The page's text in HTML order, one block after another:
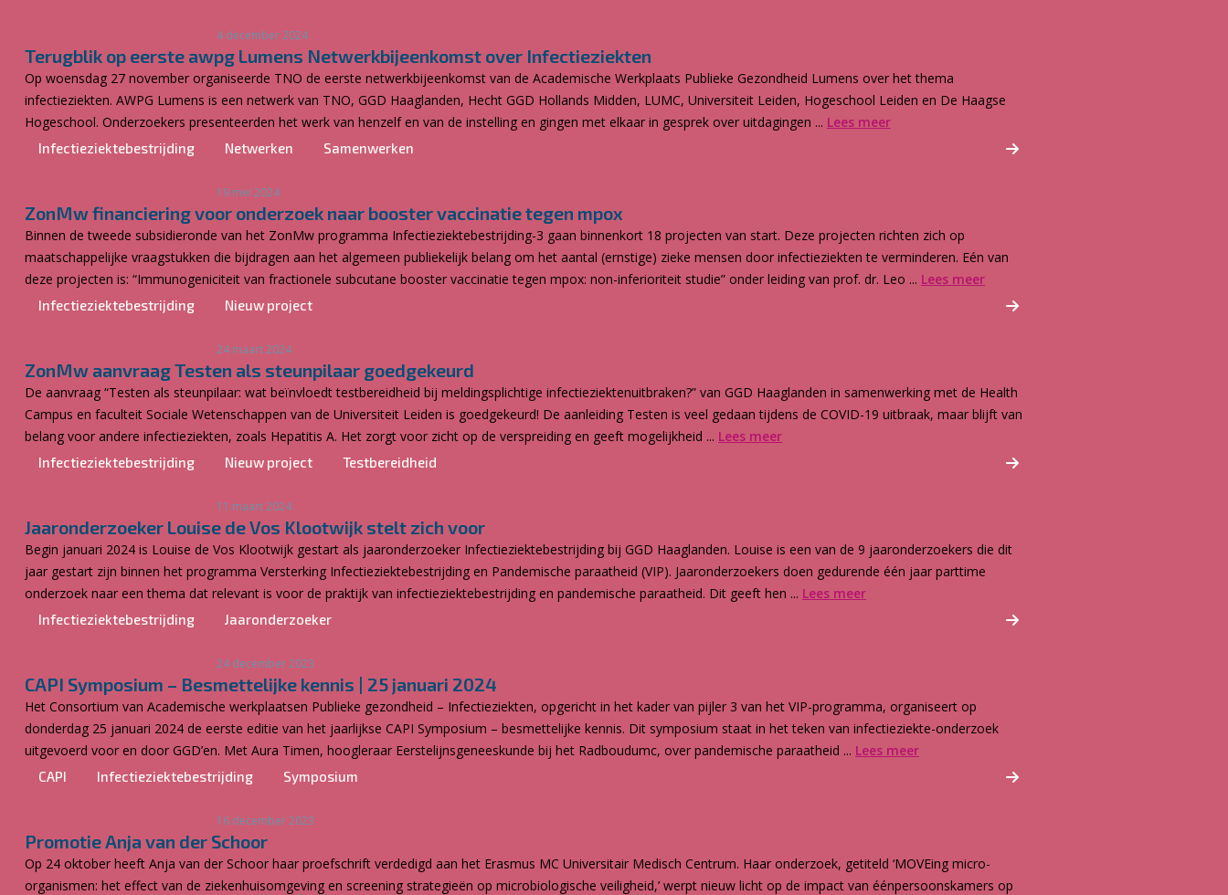
4 december 2024
Terugblik op eerste awpg Lumens Netwerkbijeenkomst over Infectieziekten
Op woensdag 27 november organiseerde TNO de eerste netwerkbijeenkomst van de Academische Werkplaats Publieke Gezondheid Lumens over het thema
infectieziekten. AWPG Lumens is een netwerk van TNO, GGD Haaglanden, Hecht GGD Hollands Midden, LUMC, Universiteit Leiden, Hogeschool Leiden en De Haagse
Hogeschool. Onderzoekers presenteerden het werk van henzelf en van de instelling en gingen met elkaar in gesprek over uitdagingen ... Lees meer
Infectieziektebestrijding Netwerken Samenwerken
19 mei 2024
ZonMw financiering voor onderzoek naar booster vaccinatie tegen mpox
Binnen de tweede subsidieronde van het ZonMw programma Infectieziektebestrijding-3 gaan binnenkort 18 projecten van start. Deze projecten richten zich op
maatschappelijke vraagstukken die bijdragen aan het algemeen publiekelijk belang om het aantal (ernstige) zieke mensen door infectieziekten te verminderen. Eén van
deze projecten is: “Immunogeniciteit van fractionele subcutane booster vaccinatie tegen mpox: non-inferioriteit studie” onder leiding van prof. dr. Leo ... Lees meer
Infectieziektebestrijding Nieuw project
24 maart 2024
ZonMw aanvraag Testen als steunpilaar goedgekeurd
De aanvraag “Testen als steunpilaar: wat beïnvloedt testbereidheid bij meldingsplichtige infectieziektenuitbraken?” van GGD Haaglanden in samenwerking met de Health
Campus en faculteit Sociale Wetenschappen van de Universiteit Leiden is goedgekeurd! De aanleiding Testen is veel gedaan tijdens de COVID-19 uitbraak, maar blijft van
belang voor andere infectieziekten, zoals Hepatitis A. Het zorgt voor zicht op de verspreiding en geeft mogelijkheid ... Lees meer
Infectieziektebestrijding Nieuw project Testbereidheid
11 maart 2024
Jaaronderzoeker Louise de Vos Klootwijk stelt zich voor
Begin januari 2024 is Louise de Vos Klootwijk gestart als jaaronderzoeker Infectieziektebestrijding bij GGD Haaglanden. Louise is een van de 9 jaaronderzoekers die dit
jaar gestart zijn binnen het programma Versterking Infectieziektebestrijding en Pandemische paraatheid (VIP). Jaaronderzoekers doen gedurende één jaar parttime
onderzoek naar een thema dat relevant is voor de praktijk van infectieziektebestrijding en pandemische paraatheid. Dit geeft hen ... Lees meer
Infectieziektebestrijding Jaaronderzoeker
24 december 2023
CAPI Symposium – Besmettelijke kennis | 25 januari 2024
Het Consortium van Academische werkplaatsen Publieke gezondheid – Infectieziekten, opgericht in het kader van pijler 3 van het VIP-programma, organiseert op
donderdag 25 januari 2024 de eerste editie van het jaarlijkse CAPI Symposium – besmettelijke kennis. Dit symposium staat in het teken van infectieziekte-onderzoek
uitgevoerd voor en door GGD’en. Met Aura Timen, hoogleraar Eerstelijnsgeneeskunde bij het Radboudumc, over pandemische paraatheid ... Lees meer
CAPI Infectieziektebestrijding Symposium
16 december 2023
Promotie Anja van der Schoor
Op 24 oktober heeft Anja van der Schoor haar proefschrift verdedigd aan het Erasmus MC Universitair Medisch Centrum. Haar onderzoek, getiteld ‘MOVEing micro-
organismen: het effect van de ziekenhuisomgeving en screening strategieën op microbiologische veiligheid,’ werpt nieuw licht op de impact van éénpersoonskamers op